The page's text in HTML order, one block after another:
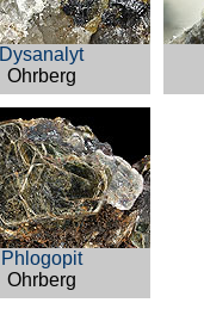
Dysanalyt
Ohrberg
Phlogopit
Ohrberg